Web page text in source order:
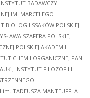
INSTYTUT BADAWCZY
IM. MARCELEGO
BIOLOGII SSAKÓW POLSKIEJ
SZAFERA POLSKIEJ
POLSKIEJ AKADEMII
CHEMII ORGANICZNEJ PAN
; INSTYTUT FILOZOFII I
im. TADEUSZA MANTEUFFLA